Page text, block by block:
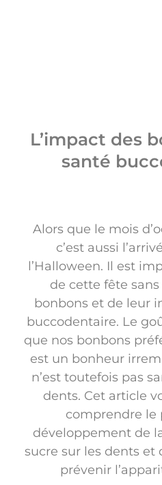
L’impact des
santé
Alors que le mois
c’est aussi
l’Halloween. Il est
de cette fête
bonbons et de leur
buccodentaire. Le
que nos bonbons
est un bonheur
n’est toutefois pas
dents. Cet article
comprendre le
développement de
sucre sur les dents et
prévenir